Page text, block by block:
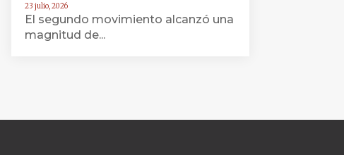
23 julio, 2026
El segundo movimiento alcanzó una
magnitud de...